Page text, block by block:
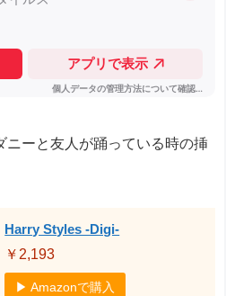
ニーと友人が踊っている時の挿
Harry Styles -Digi-
￥2,193
▶ Amazonで購入